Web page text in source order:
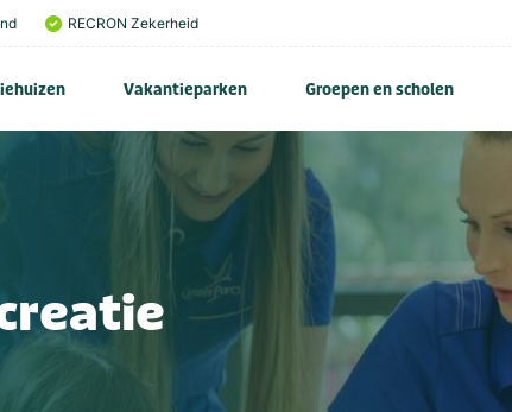
RECRON Zekerheid
Vakantieparken Groepen en scholen